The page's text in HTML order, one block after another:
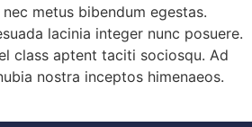
metus bibendum egestas.
lacinia integer nunc posuere.
class aptent taciti sociosqu. Ad
nostra inceptos himenaeos.